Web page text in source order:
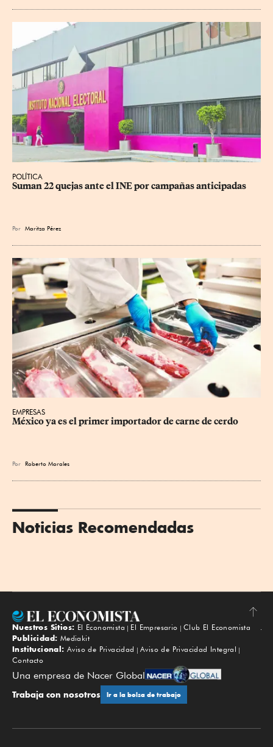
POLÍTICA
Suman 22 quejas ante el INE por campañas anticipadas
Por Maritza Pérez
EMPRESAS
México ya es el primer importador de carne de cerdo
Por Roberto Morales
Noticias Recomendadas
Subir
Nuestros Sitios: El Economista El Empresario
Club El Economista
Publicidad: Mediakit
Institucional: Aviso de Privacidad
Aviso de Privacidad Integral
Contacto
Una empresa de Nacer Global
Trabaja con nosotros Ir a la bolsa de trabajo